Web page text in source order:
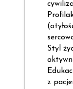
Styl
z